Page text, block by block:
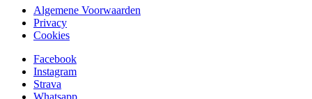
Algemene Voorwaarden
Privacy
Cookies
Facebook
Instagram
Strava
Whatsapp